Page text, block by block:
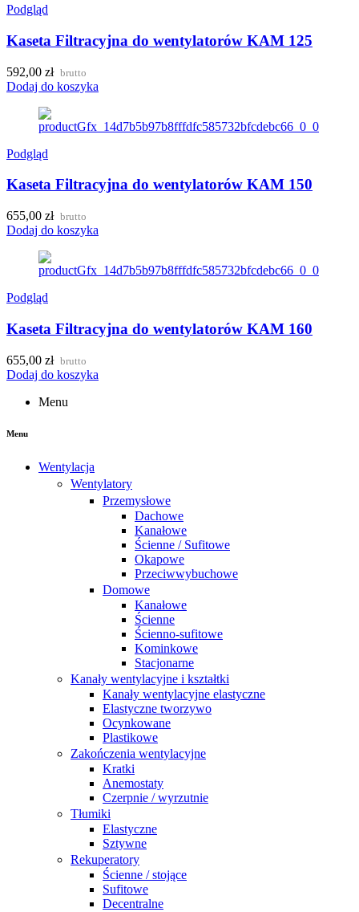
Podgląd
Kaseta Filtracyjna do wentylatorów KAM 125
592,00 zł brutto
Dodaj do koszyka
Podgląd
Kaseta Filtracyjna do wentylatorów KAM 150
655,00 zł brutto
Dodaj do koszyka
Podgląd
Kaseta Filtracyjna do wentylatorów KAM 160
655,00 zł brutto
Dodaj do koszyka
Menu
Menu
Wentylacja
Wentylatory
Przemysłowe
Dachowe
Kanałowe
Ścienne / Sufitowe
Okapowe
Przeciwwybuchowe
Domowe
Kanałowe
Ścienne
Ścienno-sufitowe
Kominkowe
Stacjonarne
Kanały wentylacyjne i kształtki
Kanały wentylacyjne elastyczne
Elastyczne tworzywo
Ocynkowane
Plastikowe
Zakończenia wentylacyjne
Kratki
Anemostaty
Czerpnie / wyrzutnie
Tłumiki
Elastyczne
Sztywne
Rekuperatory
Ścienne / stojące
Sufitowe
Decentralne